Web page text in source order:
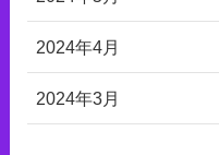
2024年4月
2024年3月